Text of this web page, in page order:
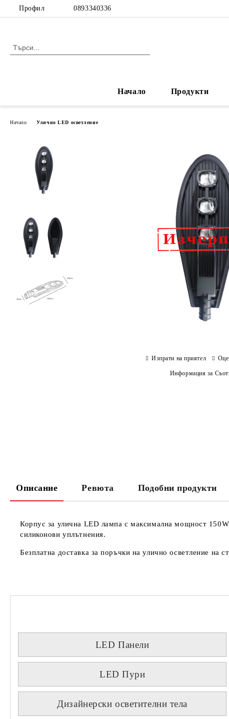
Профил 0893340336
Начало Продукти
Начало Улично LED осветление
Изпрати на приятел
Информация за
Описание Ревюта Подобни продукти
Корпус за улична LED лампа с максимална мощност
силиконови уплътнения.
Безплатна доставка за поръчки на улично осветление на
LED Панели
LED Пури
Дизайнерски осветителни тела